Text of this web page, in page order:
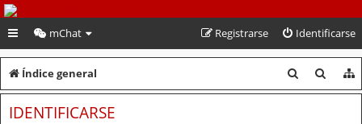
PeruVoley.com
mChat Identificarse
Registrarse
Índice general
u
u
IDENTIFICARSE